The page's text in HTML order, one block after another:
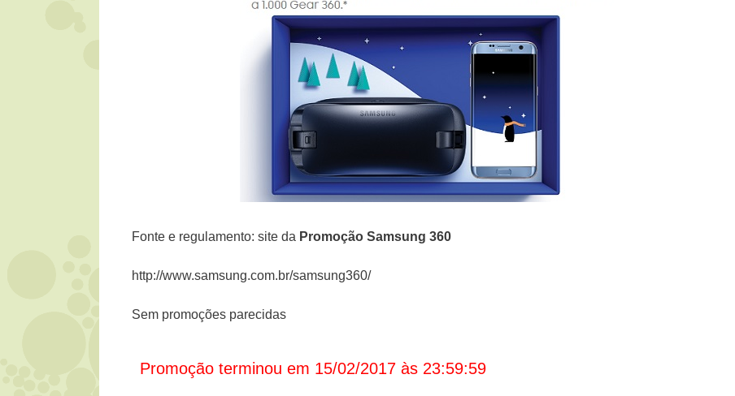
Fonte e regulamento: site da Promoção Samsung 360
http://www.samsung.com.br/samsung360/
Sem promoções parecidas
Promoção terminou em 15/02/2017 às 23:59:59